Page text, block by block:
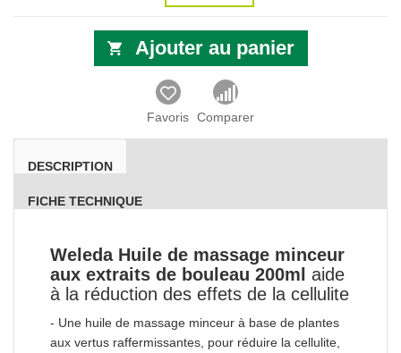
Ajouter au panier
Favoris Comparer
DESCRIPTION
FICHE TECHNIQUE
Weleda Huile de massage minceur
aux extraits de bouleau 200ml aide
à la réduction des effets de la cellulite
- Une huile de massage minceur à base de plantes
aux vertus raffermissantes, pour réduire la cellulite,